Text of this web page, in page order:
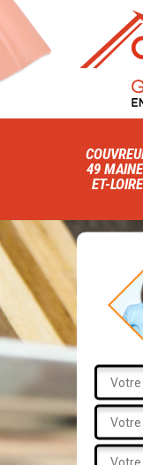
49
ET-LOIRE